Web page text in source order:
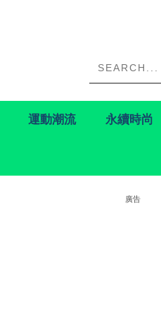
運動潮流 永續時尚
廣告